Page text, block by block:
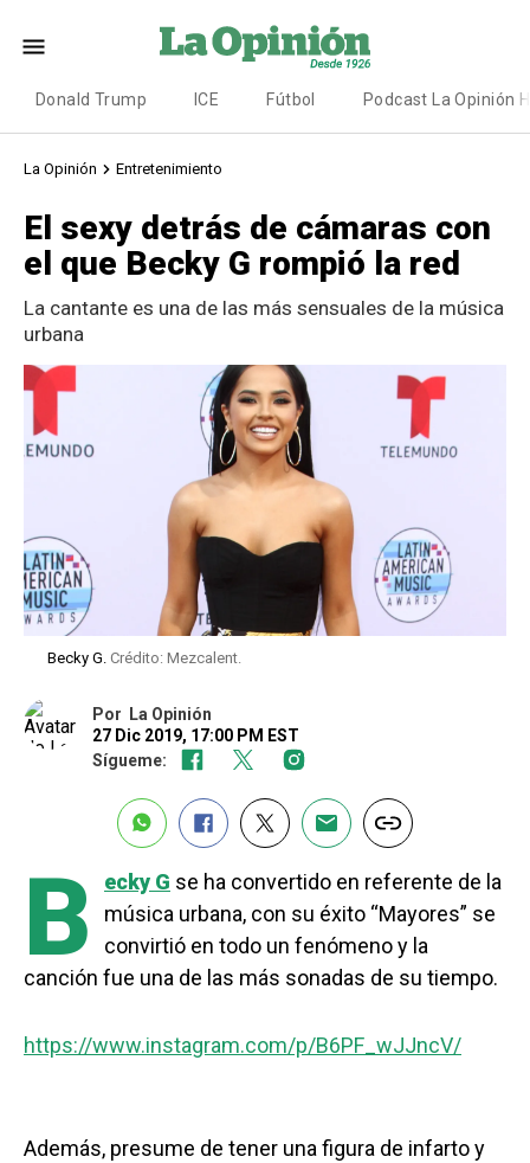
Donald Trump ICE Fútbol Podcast La Opinión
La Opinión Entretenimiento
El sexy detrás de cámaras con
el que Becky G rompió la red
La cantante es una de las más sensuales de la música
urbana
Becky G. Crédito: Mezcalent.
Por
La Opinión
27 Dic 2019, 17:00 PM EST
Sígueme:
B ecky G se ha convertido en referente de la
música urbana, con su éxito “Mayores” se
convirtió en todo un fenómeno y la
canción fue una de las más sonadas de su tiempo.
https://www.instagram.com/p/B6PF_wJJncV/
Además, presume de tener una figura de infarto y